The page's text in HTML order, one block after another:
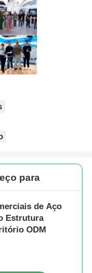
para
de Aço
Estrutura
ODM